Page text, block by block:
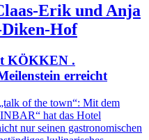
Erik und Anja
Diken-Hof
KÖKKEN .
erreicht
of the town“: Mit dem
hat das Hotel
nur seinen gastronomischen